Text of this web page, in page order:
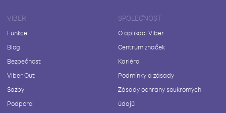
VIBER
Funkce
Blog
Bezpečnost
Viber Out
Sazby
Podpora
SPOLEČNOST
O aplikaci Viber
Centrum značek
Kariéra
Podmínky a zásady
Zásady ochrany soukromých
údajů